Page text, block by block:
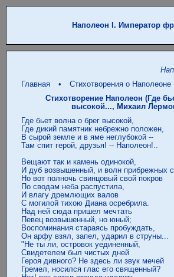
Наполеон I. Император
Главная
•
Стихотворения о Наполеоне
Стихотворение Наполеон (Где
высокой..., Михаил
Где бьет волна о брег высокой,
Где дикий памятник небрежно положен,
В сырой земле и в яме неглубокой --
Там спит герой, друзья! -- Наполеон!..
Вещают так и камень одинокой,
И дуб возвышенный, и волн прибрежных
Но вот полночь свинцовый свой покров
По сводам неба распустила,
И влагу дремлющих валов
С могилой тихою Диана осребрила.
Над ней сюда пришел мечтать
Певец возвышенный, но юный;
Воспоминания стараясь пробуждать,
Он арфу взял, запел, ударил в струны...
"Не ты ли, островок уединенный,
Свидетелем был чистых дней
Героя дивного? Не здесь ли звук мечей
Гремел, носился глас его священный?